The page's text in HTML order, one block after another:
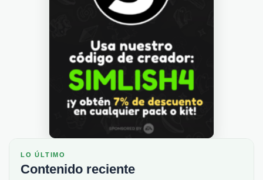
LO ÚLTIMO
Contenido reciente